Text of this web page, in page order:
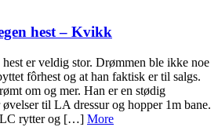
hest – Kvikk
er veldig stor. Drømmen ble ikke noe
fôrhest og at han faktisk er til salgs.
om og mer. Han er en stødig
til LA dressur og hopper 1m bane.
LC rytter og […] More